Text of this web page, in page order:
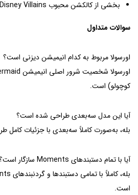
بخشی از کالکشن محبوب Disney Villains.
سوالات متداول
اورسولا مربوط به کدام انیمیشن دیزنی است؟
کوچولو) است.
آیا این مدل سه‌بعدی طراحی شده است؟
بله، به‌صورت کاملاً سه‌بعدی با جزئیات
آیا با تمام دستبندهای Moments سازگار است؟
است.